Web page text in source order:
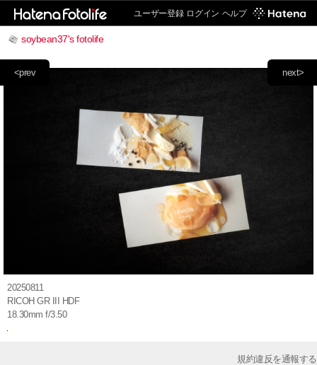
ユーザー登録 ログイン ヘルプ
soybean37's fotolife
next>
<prev
20250811
RICOH GR III HDF
18.30mm f/3.50
規約違反を通報する